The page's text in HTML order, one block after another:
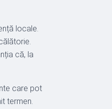
locale.
că, la
care pot
termen.